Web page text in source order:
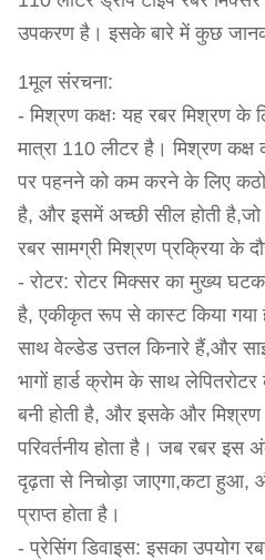
उपकरण है। इसके बारे में कुछ
1मूल संरचना:
- मिश्रण कक्षः यह रबर मिश्रण के
मात्रा 110 लीटर है। मिश्रण कक्ष
पर पहनने को कम करने के लिए
है, और इसमें अच्छी सील होती
रबर सामग्री मिश्रण प्रक्रिया के
- रोटर: रोटर मिक्सर का मुख्य
है, एकीकृत रूप से कास्ट किया
साथ वेल्डेड उत्तल किनारे हैं,और
भागों हार्ड क्रोम के साथ
बनी होती है, और इसके और मिश्रण
परिवर्तनीय होता है। जब रबर इस
दृढ़ता से निचोड़ा जाएगा,कटा
प्राप्त होता है।
- प्रेसिंग डिवाइस: इसका उपयोग